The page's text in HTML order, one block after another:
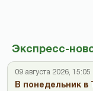
Экспресс-
09 августа 2026, 15:05
В понедельник